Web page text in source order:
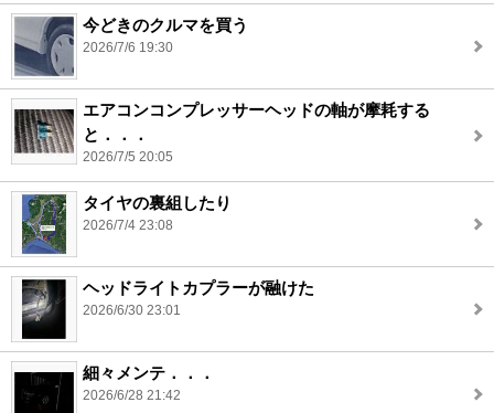
今どきのクルマを買う
2026/7/6 19:30
エアコンコンプレッサーヘッドの軸が摩耗する
と．．．
2026/7/5 20:05
タイヤの裏組したり
2026/7/4 23:08
ヘッドライトカプラーが融けた
2026/6/30 23:01
細々メンテ．．．
2026/6/28 21:42